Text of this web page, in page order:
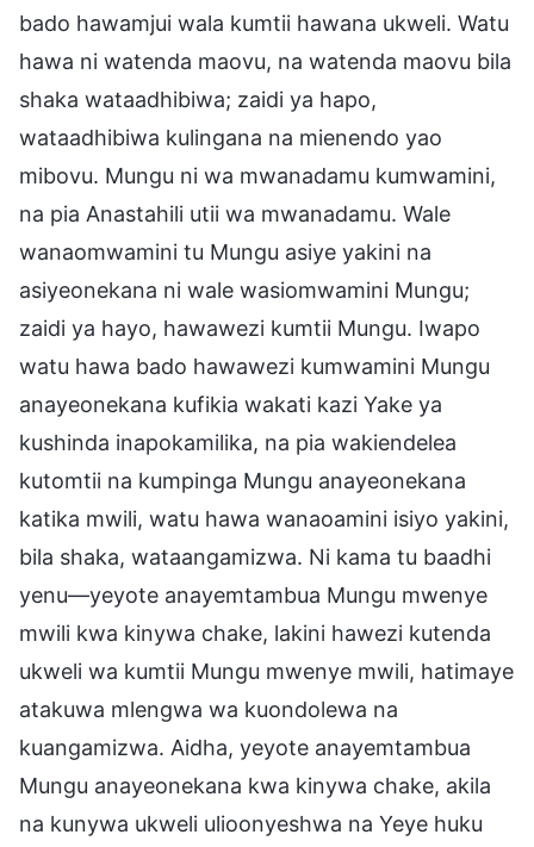
bado hawamjui wala kumtii hawana ukweli. Watu
hawa ni watenda maovu, na watenda maovu bila
shaka wataadhibiwa; zaidi ya hapo,
wataadhibiwa kulingana na mienendo yao
mibovu. Mungu ni wa mwanadamu kumwamini,
na pia Anastahili utii wa mwanadamu. Wale
wanaomwamini tu Mungu asiye yakini na
asiyeonekana ni wale wasiomwamini Mungu;
zaidi ya hayo, hawawezi kumtii Mungu. Iwapo
watu hawa bado hawawezi kumwamini Mungu
anayeonekana kufikia wakati kazi Yake ya
kushinda inapokamilika, na pia wakiendelea
kutomtii na kumpinga Mungu anayeonekana
katika mwili, watu hawa wanaoamini isiyo yakini,
bila shaka, wataangamizwa. Ni kama tu baadhi
yenu—yeyote anayemtambua Mungu mwenye
mwili kwa kinywa chake, lakini hawezi kutenda
ukweli wa kumtii Mungu mwenye mwili, hatimaye
atakuwa mlengwa wa kuondolewa na
kuangamizwa. Aidha, yeyote anayemtambua
Mungu anayeonekana kwa kinywa chake, akila
na kunywa ukweli ulioonyeshwa na Yeye huku